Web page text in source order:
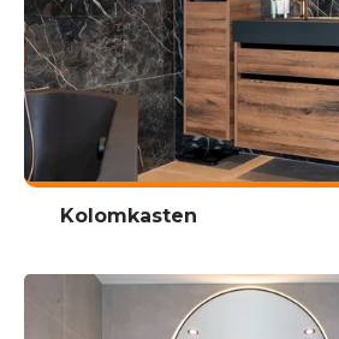
Kolomkasten